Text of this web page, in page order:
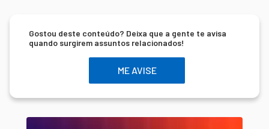
Gostou deste conteúdo? Deixa que a gente te avisa
quando surgirem assuntos relacionados!
ME AVISE